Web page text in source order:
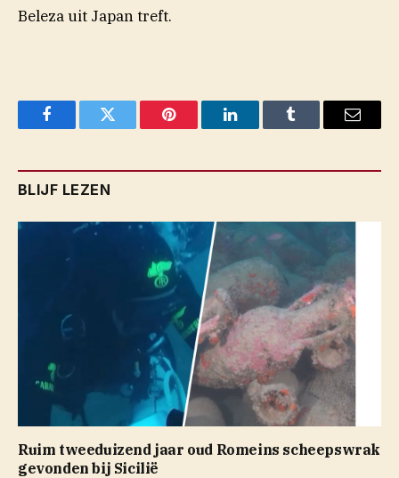
Beleza uit Japan treft.
FacebookTwitter Pinterest LinkedInTumblr Email
BLIJF LEZEN
Ruim tweeduizend jaar oud Romeins scheepswrak
gevonden bij Sicilië